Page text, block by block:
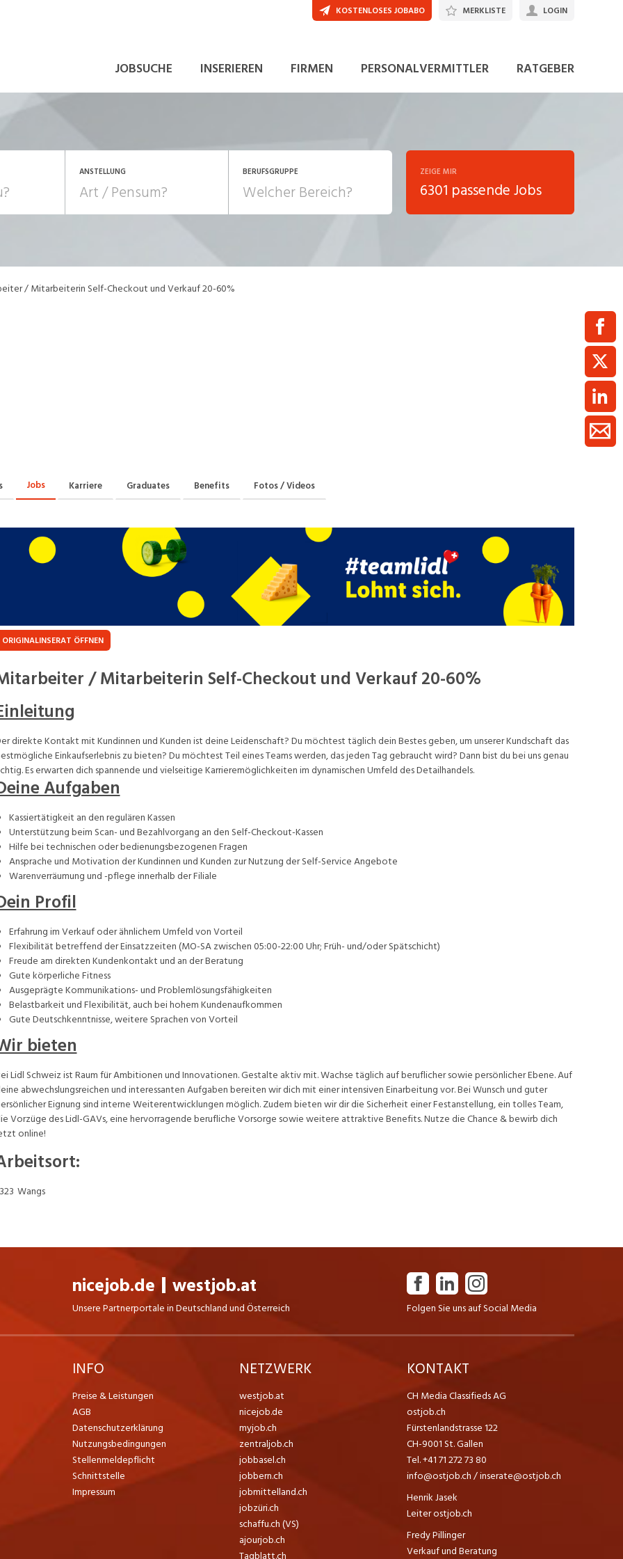
JOBSUCHE INSERIEREN FIRMEN PERSONALVERMITTLER RATGEBER
KOSTENLOSES JOBABO MERKLISTE LOGIN
ANSTELLUNG
Temporär (befristet)
BERUFSGRUPPE
Human Resources Einkauf, Logistik, Transport,
Rettung, Polizei, Zoll
ZEIGE MIR
6301 passende Jobs
/ Mitarbeiterin Self-Checkout und Verkauf 20-60%
JETZT BEWERBEN
Jobs Karriere Graduates Benefits Fotos / Videos
ORIGINALINSERAT ÖFFNEN
/ Mitarbeiterin Self-Checkout und Verkauf 20-60%
direkte Kontakt mit Kundinnen und Kunden ist deine Leidenschaft? Du möchtest täglich dein Bestes geben, um unserer Kundschaft das
Einkaufserlebnis zu bieten? Du möchtest Teil eines Teams werden, das jeden Tag gebraucht wird? Dann bist du bei uns genau
Es erwarten dich spannende und vielseitige Karrieremöglichkeiten im dynamischen Umfeld des Detailhandels.
Aufgaben
Kassiertätigkeit an den regulären Kassen
Unterstützung beim Scan- und Bezahlvorgang an den Self-Checkout-Kassen
Hilfe bei technischen oder bedienungsbezogenen Fragen
Ansprache und Motivation der Kundinnen und Kunden zur Nutzung der Self-Service Angebote
Warenverräumung und -pflege innerhalb der Filiale
Profil
Erfahrung im Verkauf oder ähnlichem Umfeld von Vorteil
Flexibilität betreffend der Einsatzzeiten (MO-SA zwischen 05:00-22:00 Uhr; Früh- und/oder Spätschicht)
Freude am direkten Kundenkontakt und an der Beratung
Gute körperliche Fitness
Ausgeprägte Kommunikations- und Problemlösungsfähigkeiten
Belastbarkeit und Flexibilität, auch bei hohem Kundenaufkommen
Gute Deutschkenntnisse, weitere Sprachen von Vorteil
bieten
Lidl Schweiz ist Raum für Ambitionen und Innovationen. Gestalte aktiv mit. Wachse täglich auf beruflicher sowie persönlicher Ebene. Auf
abwechslungsreichen und interessanten Aufgaben bereiten wir dich mit einer intensiven Einarbeitung vor. Bei Wunsch und guter
Eignung sind interne Weiterentwicklungen möglich. Zudem bieten wir dir die Sicherheit einer Festanstellung, ein tolles Team,
Vorzüge des Lidl-GAVs, eine hervorragende berufliche Vorsorge sowie weitere attraktive Benefits. Nutze die Chance & bewirb dich
online!
:
Wangs
nicejob.de westjob.at
Unsere Partnerportale in Deutschland und Österreich Folgen Sie uns auf Social Media
INFO
Preise & Leistungen
AGB
Datenschutzerklärung
Nutzungsbedingungen
Stellenmeldepflicht
Schnittstelle
Impressum
NETZWERK
westjob.at
nicejob.de
myjob.ch
zentraljob.ch
jobbasel.ch
jobbern.ch
jobmittelland.ch
jobzüri.ch
schaffu.ch (VS)
ajourjob.ch
KONTAKT
CH Media Classifieds AG
ostjob.ch
Fürstenlandstrasse 122
CH-9001 St. Gallen
Tel. +41 71 272 73 80
info@ostjob.ch/inserate@ostjob.ch
Henrik Jasek
Leiter ostjob.ch
Fredy Pillinger
Verkauf und Beratung